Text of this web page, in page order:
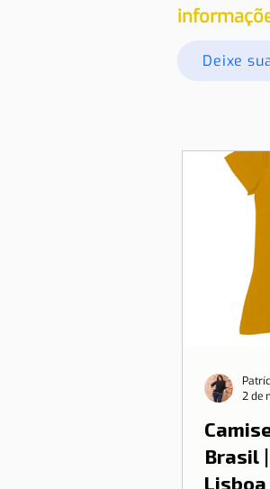
Deixe
Brasil
2 de